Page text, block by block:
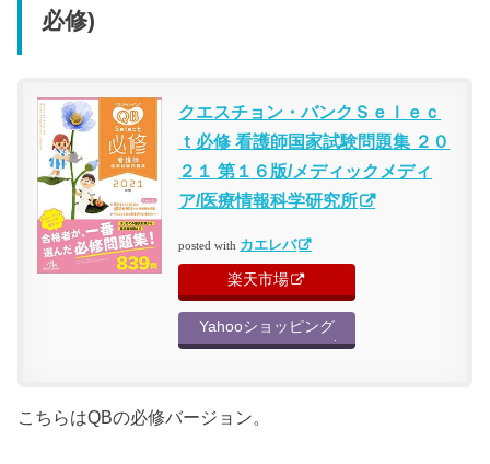
必修)
クエスチョン・バンクＳｅｌｅｃ
ｔ必修 看護師国家試験問題集 ２０
２１ 第１６版/メディックメディ
ア/医療情報科学研究所
posted with カエレバ
楽天市場
Yahooショッピング
こちらはQBの必修バージョン。